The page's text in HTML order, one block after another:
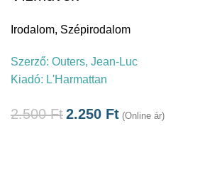
Irodalom, Szépirodalom
Szerző: Outers, Jean-Luc
Kiadó: L'Harmattan
2.500Ft2.250 Ft (Online ár)